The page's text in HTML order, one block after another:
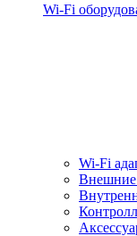
Wi-Fi
Wi-Fi
Внешние